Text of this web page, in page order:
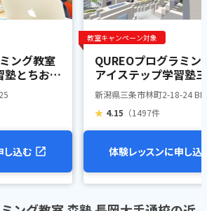
ング教室
塾とちお教
し込む
教室キャンペーン対象
QUREOプログラミン
アイステップ学習塾
新潟県三条市林町2-18-24
★ 4.15 （1497件
体験レッスンに申し込